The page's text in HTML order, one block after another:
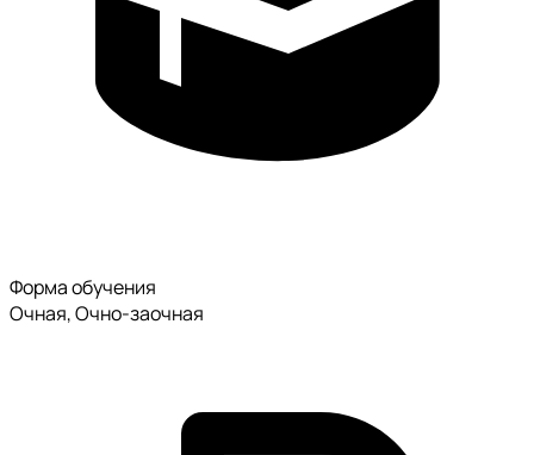
Форма обучения
Очная, Очно-заочная